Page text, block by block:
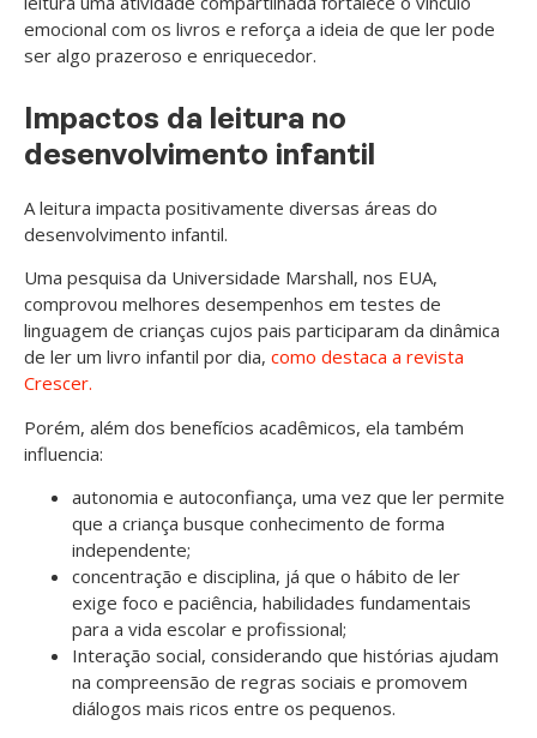
emocional com os livros e reforça a ideia de que ler pode
ser algo prazeroso e enriquecedor.
Impactos da leitura no
desenvolvimento infantil
A leitura impacta positivamente diversas áreas do
desenvolvimento infantil.
Uma pesquisa da Universidade Marshall, nos EUA,
comprovou melhores desempenhos em testes de
linguagem de crianças cujos pais participaram da dinâmica
de ler um livro infantil por dia, como destaca a revista
Crescer.
Porém, além dos benefícios acadêmicos, ela também
influencia:
autonomia e autoconfiança, uma vez que ler permite
que a criança busque conhecimento de forma
independente;
concentração e disciplina, já que o hábito de ler
exige foco e paciência, habilidades fundamentais
para a vida escolar e profissional;
Interação social, considerando que histórias ajudam
na compreensão de regras sociais e promovem
diálogos mais ricos entre os pequenos.